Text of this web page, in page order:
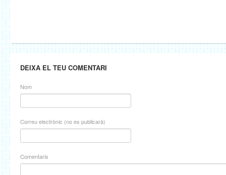
DEIXA EL TEU COMENTARI
Nom
Correu electrònic (no es publicarà)
Comentaris